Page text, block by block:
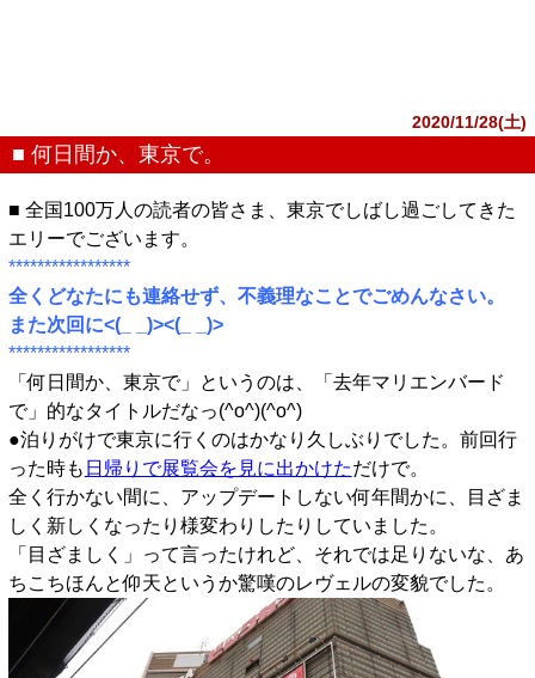
2020/11/28(土)
■ 何日間か、東京で。
■ 全国100万人の読者の皆さま、東京でしばし過ごしてきた
エリーでございます。
*****************
全くどなたにも連絡せず、不義理なことでごめんなさい。
また次回に<(_ _)><(_ _)>
*****************
「何日間か、東京で」というのは、「去年マリエンバード
で」的なタイトルだなっ(^o^)(^o^)
●泊りがけで東京に行くのはかなり久しぶりでした。前回行
った時も 日帰りで展覧会を見に出かけただけで。
全く行かない間に、アップデートしない何年間かに、目ざま
しく新しくなったり様変わりしたりしていました。
「目ざましく」って言ったけれど、それでは足りないな、あ
ちこちほんと仰天というか驚嘆のレヴェルの変貌でした。